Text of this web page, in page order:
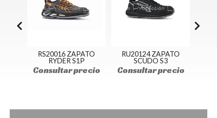
RS20016 ZAPATO
RYDER S1P
Consultar precio
RU20124 ZAPATO
SCUDO S3
Consultar precio